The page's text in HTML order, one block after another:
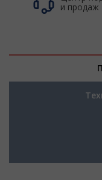
и продаж